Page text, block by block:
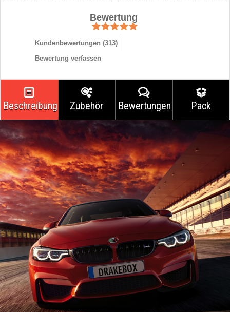
Bewertung
Kundenbewertungen (313)
Bewertung verfassen
Beschreibung Zubehör Bewertungen Pack